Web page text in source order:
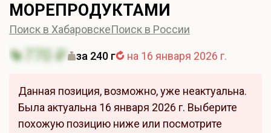
МОРЕПРОДУКТАМИ
Поиск в ХабаровскеПоиск в России
770 ₽ за 240 г на 16 января 2026 г.
Данная позиция, возможно, уже неактуальна.
Была актуальна 16 января 2026 г. Выберите
похожую позицию ниже или посмотрите